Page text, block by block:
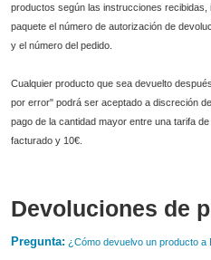
productos según las instrucciones
paquete el número de autorización de
y el número del pedido.
Cualquier producto que sea devuelto
por error" podrá ser aceptado a discreción
pago de la cantidad mayor entre una tarifa
facturado y 10€.
Devoluciones de
Pregunta: ¿Cómo devuelvo un producto a